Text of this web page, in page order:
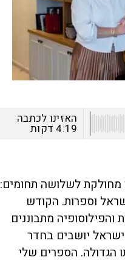
האזינו לכתבה
4:19דקות
מחולקת לשלושה תחומים:
וספרות. הקודש
מתבוננים
יושבים בחדר
הגדולה. הספרים שלי